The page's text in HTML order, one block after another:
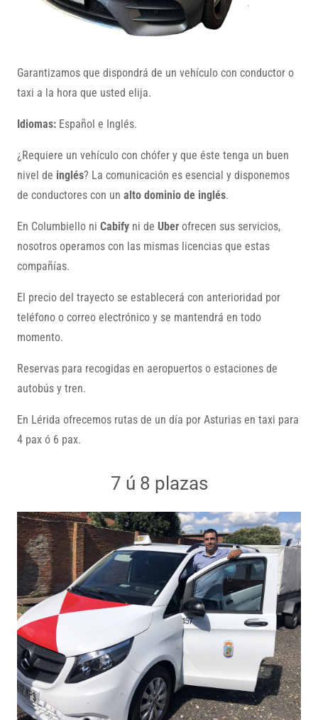
Garantizamos que dispondrá de un vehículo con conductor o
taxi a la hora que usted elija.
Idiomas: Español e Inglés.
¿Requiere un vehículo con chófer y que éste tenga un buen
nivel de inglés? La comunicación es esencial y disponemos
de conductores con un alto dominio de inglés.
En Columbiello ni Cabify ni de Uber ofrecen sus servicios,
nosotros operamos con las mismas licencias que estas
compañías.
El precio del trayecto se establecerá con anterioridad por
teléfono o correo electrónico y se mantendrá en todo
momento.
Reservas para recogidas en aeropuertos o estaciones de
autobús y tren.
En Lérida ofrecemos rutas de un día por Asturias en taxi para
4 pax ó 6 pax.
7 ú 8 plazas